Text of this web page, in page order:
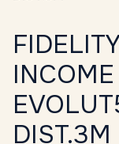
DIST.3M